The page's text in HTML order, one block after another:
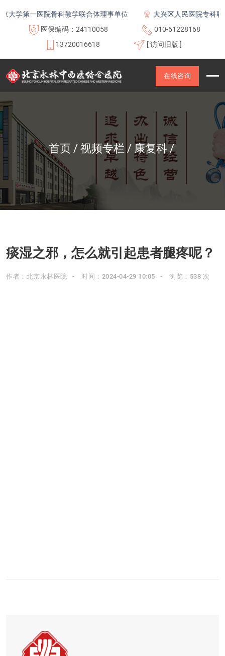
学第一医院骨科教学联合体理事单位
大兴区人民医院专科联
医保编码：24110058
010-61228168
13720016618
[ 访问旧版 ]
在线咨询
首页 视频专栏 康复科
痰湿之邪，怎么就引起患者腿疼呢？
作者：北京永林医院 时间：2024-04-29 10:05 浏览：538 次